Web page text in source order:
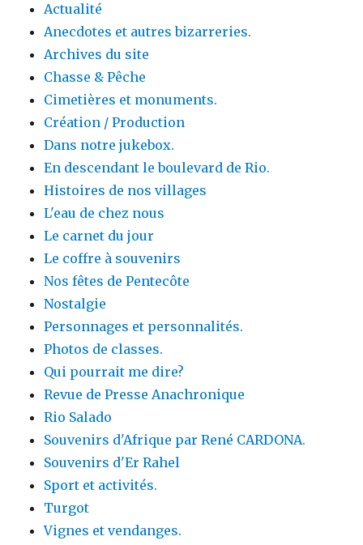
Actualité
Anecdotes et autres bizarreries.
Archives du site
Chasse & Pêche
Cimetières et monuments.
Création / Production
Dans notre jukebox.
En descendant le boulevard de Rio.
Histoires de nos villages
L'eau de chez nous
Le carnet du jour
Le coffre à souvenirs
Nos fêtes de Pentecôte
Nostalgie
Personnages et personnalités.
Photos de classes.
Qui pourrait me dire?
Revue de Presse Anachronique
Rio Salado
Souvenirs d'Afrique par René CARDONA.
Souvenirs d'Er Rahel
Sport et activités.
Turgot
Vignes et vendanges.